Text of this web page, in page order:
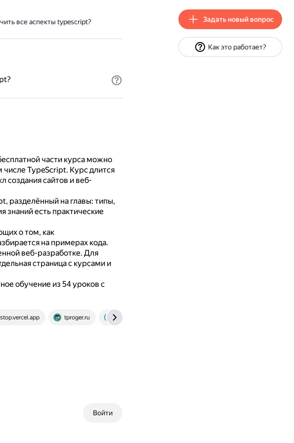
все аспекты typescript?
части курса можно
числе TypeScript. Курс длится
создания сайтов и веб-
разделённый на главы: типы,
знаний есть практические
о том, как
на примерах кода.
веб-разработке. Для
страница с курсами и
обучение из 54 уроков с
tproger.ru code-basics.com
Войти
Задать новый вопрос
Как это работает?